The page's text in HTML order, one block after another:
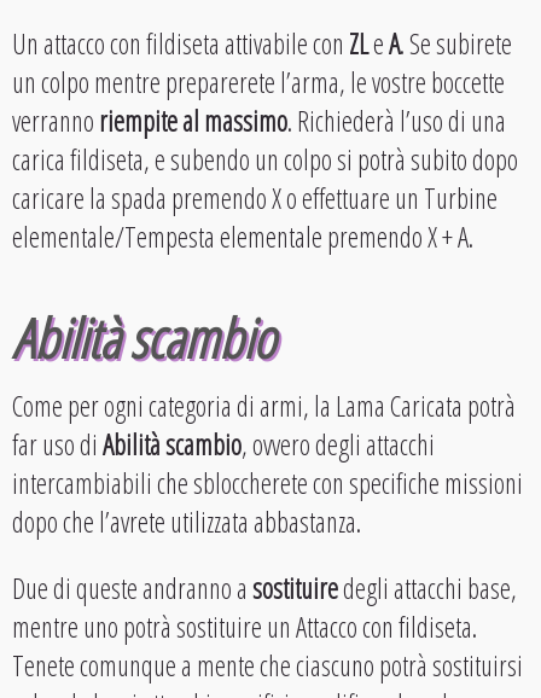
Un attacco con fildiseta attivabile con ZLeA. Se subirete
un colpo mentre preparerete l’arma, le vostre boccette
verrannoriempite al massimo. Richiederà l’uso di una
carica fildiseta, e subendo un colpo si potrà subito dopo
caricare la spada premendo X o effettuare un Turbine
elementale/Tempesta elementale premendo X + A.
Abilità scambio
Come per ogni categoria di armi, la Lama Caricata potrà
far uso diAbilità scambio, ovvero degli attacchi
intercambiabili che sbloccherete con specifiche missioni
dopo che l’avrete utilizzata abbastanza.
Due di queste andranno asostituiredegli attacchi base,
mentre uno potrà sostituire un Attacco con fildiseta.
Tenete comunque a mente che ciascuno potrà sostituirsi